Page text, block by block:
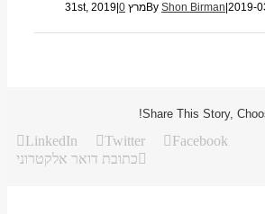
By Shon Birman 2019- מרץ 31st, 2019 0
Share This Story,
Facebook
Twitter
LinkedIn
כתובת דואר אלקטרוני